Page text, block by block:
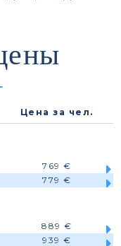
Цена за чел.
769 €
779 €
889 €
939 €